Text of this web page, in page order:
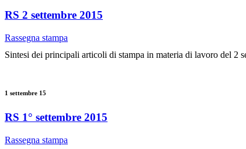
RS 2 settembre 2015
Rassegna stampa
Sintesi dei principali articoli di stampa in materia di lavoro del 2
1 settembre 15
RS 1° settembre 2015
Rassegna stampa